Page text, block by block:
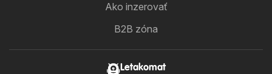
Ako inzerovať
B2B zóna
Letakomat